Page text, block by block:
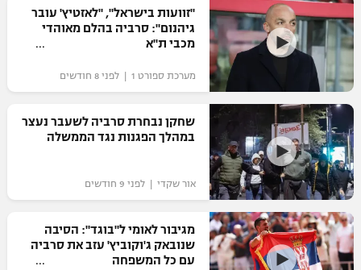
VOD
רץ ברשת
גביע הטוטו
ליגיונרים
גביע המדינה
נבחרת ישראל
מכבי חיפה
בית"ר ירושלים
מכבי תל אביב
ליגת האלופות
ליגה אירופית
ליגה אנגלית
ליגה גרמנית
ליגה ספרדית
ליגה איטלקית
ליגה צרפתית
כדורסל ישראלי
ליגת ווינר סל
ליגה לאומית
כדורסל נשים
מכבי תל אביב
הפועל חולון
הפועל ירושלים
כדורסל עולמי
NBA
יורוליג
יורוקאפ
ענפים נוספים
טניס
כדוריד
כדורעף
"זוועות בישראל", "לאזטיץ' עובר
גיהנום": סרביה בהלם מאוהדי
מכבי ת"א
מערכת ספורט 1 | לפני 8 חודשים
שחקן נבחרת סרביה לשעבר נעצר
במהלך הפגנות נגד הממשלה
אור שקדי | לפני 9 חודשים
מגיבור לאומי ל"בוגד": הסיבה
שנובאק ג'וקוביץ' עזב את סרביה
עם כל המשפחה